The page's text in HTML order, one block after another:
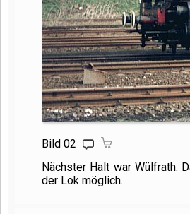
Bild 02
Nächster Halt war Wülfrath.
der Lok möglich.